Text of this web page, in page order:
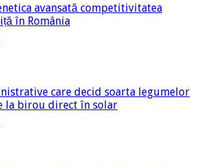
avansată competitivitatea
în România
care decid soarta legumelor
la birou direct în solar